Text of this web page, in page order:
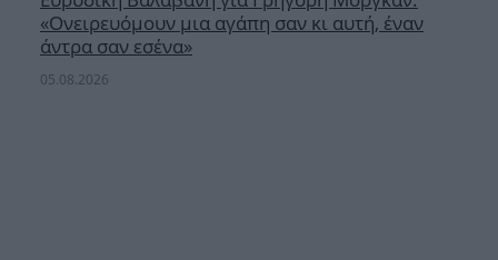
«Oνειρευόμουν μια αγάπη σαν κι αυτή, έναν
άντρα σαν εσένα»
05.08.2026